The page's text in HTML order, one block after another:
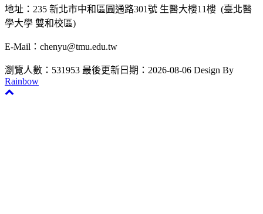
地址：235 新北市中和區圓通路301號 生醫大樓11樓 (臺北醫
學大學 雙和校區)
E-Mail：chenyu@tmu.edu.tw
瀏覽人數：531953 最後更新日期：2026-08-06 Design By
Rainbow